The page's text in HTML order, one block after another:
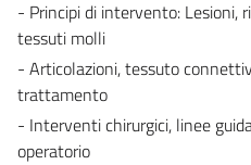
- Principi di intervento: Lesioni,
tessuti molli
- Articolazioni, tessuto
trattamento
- Interventi chirurgici, linee
operatorio